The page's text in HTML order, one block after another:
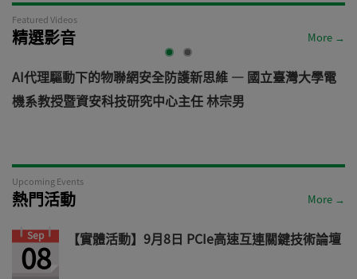
Featured Videos
精選影音 More →
AI代理驅動下的物聯網安全防護新思維 — 國立臺灣大學電
機系教授暨資安科技研究中心主任 林宗男
Upcoming Events
熱門活動 More →
Sep
08 【實體活動】9月8日 PCIe高速互連關鍵技術論壇